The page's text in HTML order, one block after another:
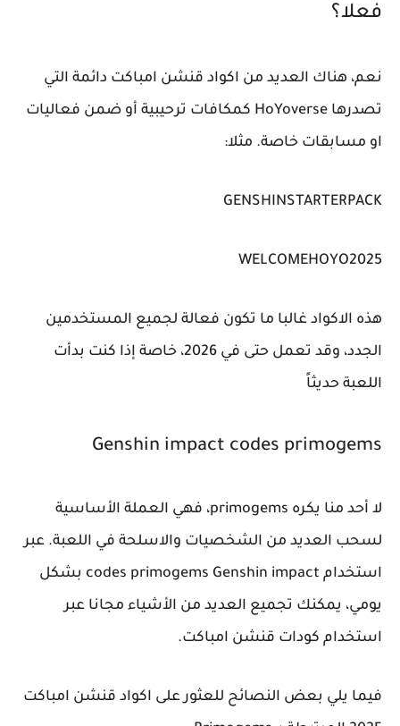
فعلا؟
نعم، هناك العديد من اكواد قنشن امباكت دائمة التي
تصدرها HoYoverse كمكافات ترحيبية أو ضمن فعاليات
او مسابقات خاصة. مثلا:
GENSHINSTARTERPACK
WELCOMEHOYO2025
هذه الاكواد غالبا ما تكون فعالة لجميع المستخدمين
الجدد، وقد تعمل حتى في 2026، خاصة إذا كنت بدأت
اللعبة حديثاً
Genshin impact codes primogems
لا أحد منا يكره primogems، فهي العملة الأساسية
لسحب العديد من الشخصيات والاسلحة في اللعبة. عبر
استخدام codes primogems Genshin impact بشكل
يومي، يمكنك تجميع العديد من الأشياء مجانا عبر
استخدام كودات قنشن امباكت.
فيما يلي بعض النصائح للعثور على اكواد قنشن امباكت